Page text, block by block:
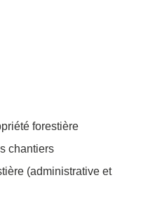
forestière
chantiers
(administrative et